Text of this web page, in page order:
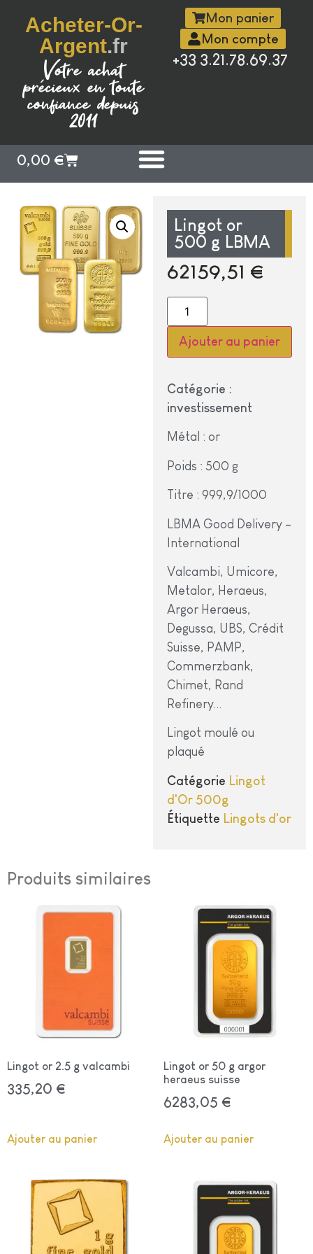
Acheter-Or-
Argent.fr
Votre achat
précieux en toute
confiance depuis
2011
Mon panier
Mon compte
+33 3.21.78.69.37
0,00 €
Lingot or
500 g LBMA
62159,51 €
Ajouter au panier
Catégorie :
investissement
Métal : or
Poids : 500 g
Titre : 999,9/1000
LBMA Good Delivery –
International
Valcambi, Umicore,
Metalor, Heraeus,
Argor Heraeus,
Degussa, UBS, Crédit
Suisse, PAMP,
Commerzbank,
Chimet, Rand
Refinery…
Lingot moulé ou
plaqué
Catégorie Lingot
d'Or 500g
Étiquette Lingots d'or
Produits similaires
Lingot or 2.5 g valcambi
335,20 €
Ajouter au panier
Lingot or 50 g argor
heraeus suisse
6283,05 €
Ajouter au panier